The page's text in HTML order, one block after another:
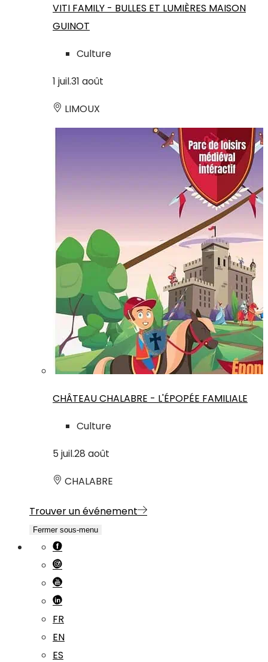
VITI FAMILY - BULLES ET LUMIÈRES MAISON
GUINOT
Culture
1 juil.31 août
LIMOUX
CHÂTEAU CHALABRE - L'ÉPOPÉE FAMILIALE
Culture
5 juil.28 août
CHALABRE
Trouver un événement
Fermer sous-menu
FR
EN
ES